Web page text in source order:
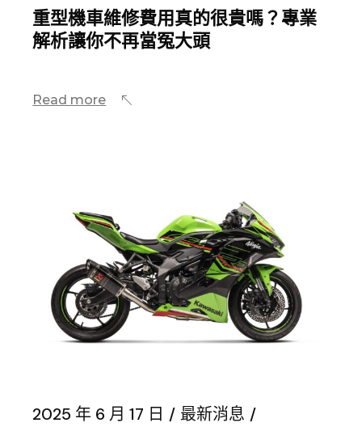
重型機車維修費用真的很貴嗎？專業
解析讓你不再當冤大頭
Read more
2025 年 6 月 17 日
最新消息